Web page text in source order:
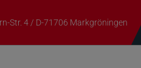
Str. 4 / D-71706 Markgröningen